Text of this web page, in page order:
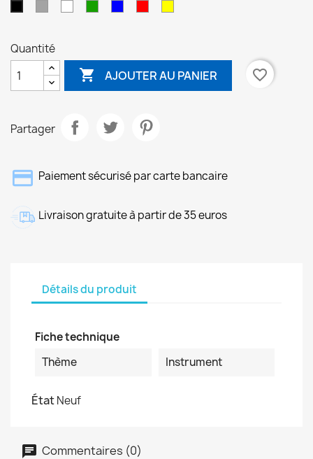
Quantité
 AJOUTER AU PANIER favorite_border
Partager
Paiement sécurisé par carte bancaire
Livraison gratuite à partir de 35 euros
Détails du produit
Fiche technique
Thème
Instrument
ÉtatNeuf
Commentaires (0)